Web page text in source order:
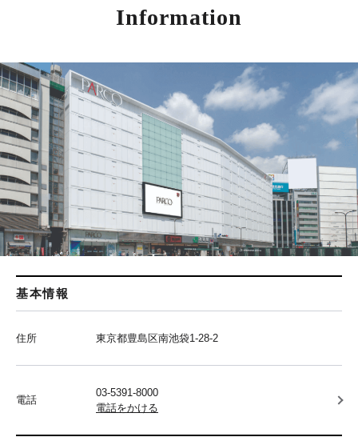
Information
基本情報
住所 東京都豊島区南池袋1-28-2
電話
03-5391-8000
電話をかける